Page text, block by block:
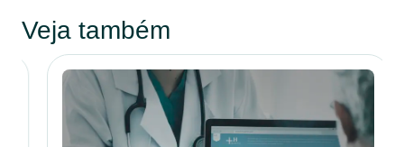
Veja também